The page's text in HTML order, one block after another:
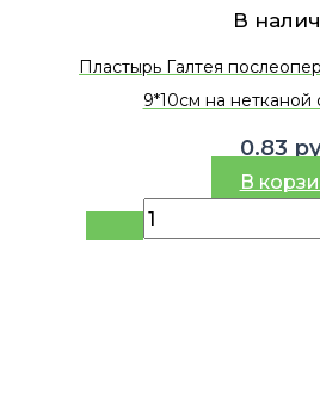
В
Пластырь Галтея
9*10см на нетканой
0.83
В